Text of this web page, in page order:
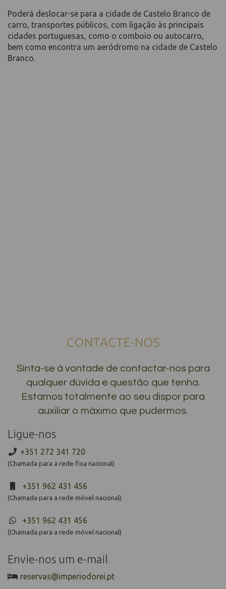
Poderá deslocar-se para a cidade de Castelo Branco de
carro, transportes públicos, com ligação às principais
cidades portuguesas, como o comboio ou autocarro,
bem como encontra um aeródromo na cidade de Castelo
Branco.
CONTACTE-NOS
Sinta-se à vontade de contactar-nos para
qualquer dúvida e questão que tenha.
Estamos totalmente ao seu dispor para
auxiliar o máximo que pudermos.
Ligue-nos
+351 272 341 720
(Chamada para a rede fixa nacional)
+351 962 431 456
(Chamada para a rede móvel nacional)
+351 962 431 456
(Chamada para a rede móvel nacional)
Envie-nos um e-mail
reservas@imperiodorei.pt